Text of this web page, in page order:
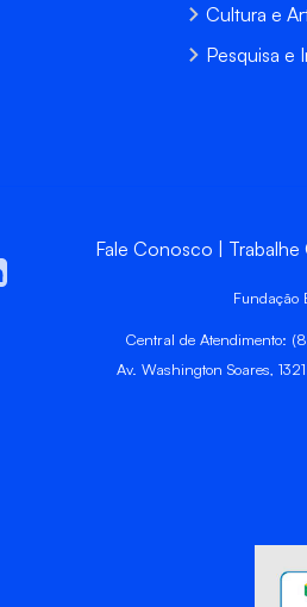
Cultura e
Pesquisa e
Fale Conosco
Fundação
Central de Atendimento:
Av. Washington Soares,